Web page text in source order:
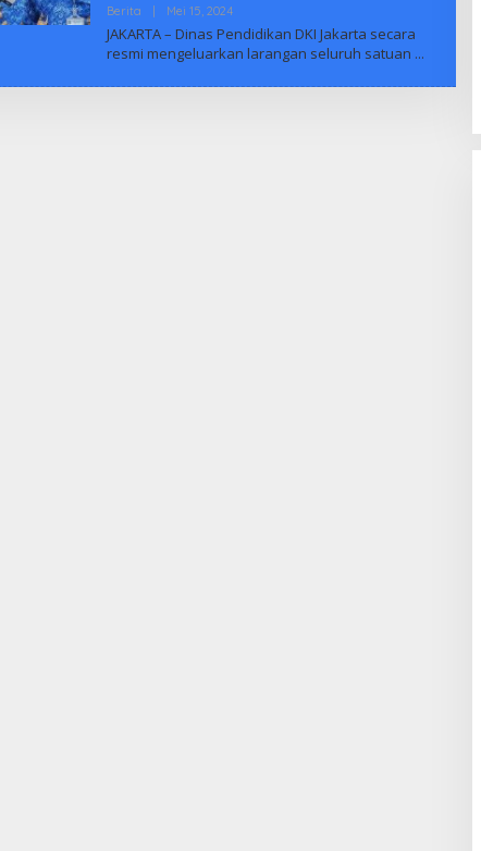
Berita Mei 15, 2024Oleh
JAKARTA – Dinas Pendidikan DKI Jakarta secara
resmi mengeluarkan larangan seluruh satuan